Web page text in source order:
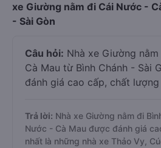
xe Giường nằm đi Cái Nước -
- Sài Gòn
Câu hỏi: Nhà xe Giường
Cà Mau từ Bình Chánh - Sài
đánh giá cao cấp, chất
Trả lời: Nhà xe Giường nằm đi
Nước - Cà Mau được đánh giá
nhất là những nhà xe Thảo Vy,